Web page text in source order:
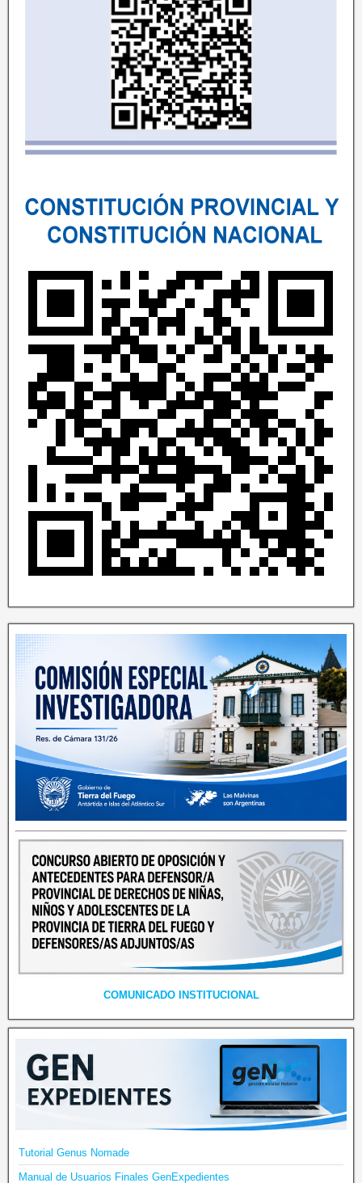
COMUNICADO INSTITUCIONAL
Tutorial Genus Nomade
Manual de Usuarios Finales GenExpedientes